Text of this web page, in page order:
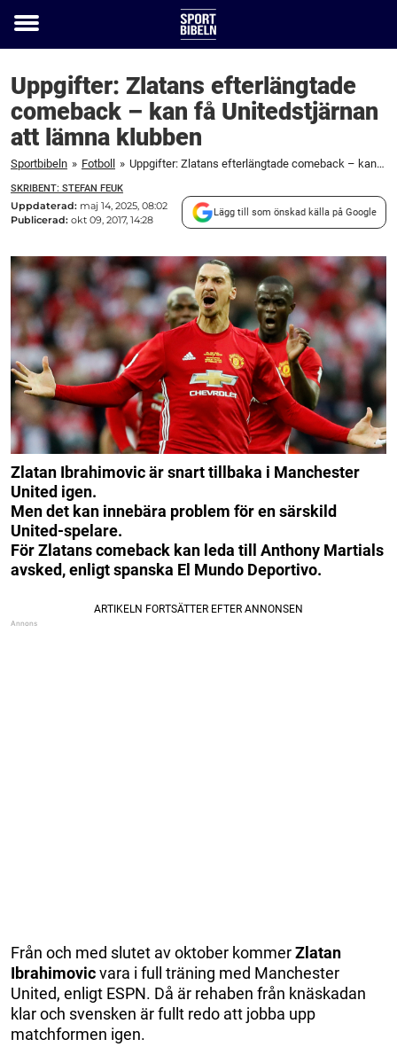
Toggle
Uppgifter: Zlatans efterlängtade
comeback – kan få Unitedstjärnan
att lämna klubben
Sportbibeln » Fotboll » Uppgifter: Zlatans efterlängtade comeback – kan få Unitedstjärnan att lämna klubben
SKRIBENT: STEFAN FEUK
Uppdaterad: maj 14, 2025, 08:02
Publicerad: okt 09, 2017, 14:28
Lägg till som önskad källa på Google
Zlatan Ibrahimovic är snart tillbaka i Manchester
United igen.
Men det kan innebära problem för en särskild
United-spelare.
För Zlatans comeback kan leda till Anthony Martials
avsked, enligt spanska El Mundo Deportivo.
Från och med slutet av oktober kommerZlatan
Ibrahimovicvara i full träning med Manchester
United, enligt ESPN. Då är rehaben från knäskadan
klar och svensken är fullt redo att jobba upp
matchformen igen.